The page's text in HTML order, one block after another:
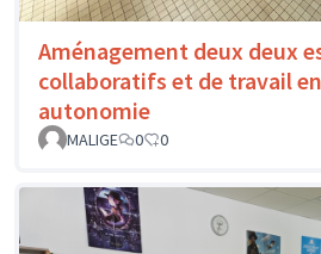
Aménagement deux deux
collaboratifs et de travail en
autonomie
MALIGE 0 0